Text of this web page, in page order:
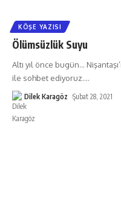
KÖŞE YAZISI
Ölümsüzlük Suyu
Altı yıl önce bugün…
ile sohbet ediyoruz.…
Dilek Karagöz Şubat 28, 2021